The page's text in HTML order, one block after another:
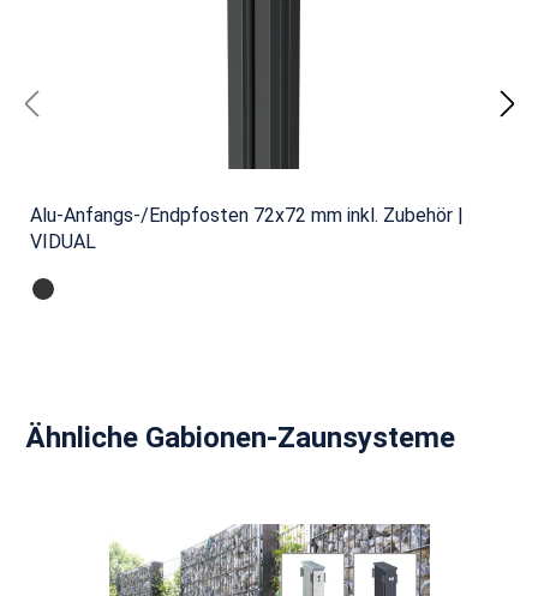
Alu-Anfangs-/Endpfosten 72x72 mm inkl. Zubehör |
VIDUAL
Produktgalerie überspringen
Ähnliche Gabionen-Zaunsysteme